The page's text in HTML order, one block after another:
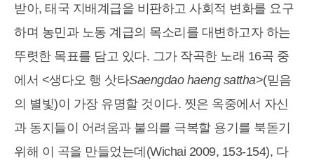
받아, 태국 지배계급을 비판하고 사회적 변화를 요구
하며 농민과 노동 계급의 목소리를 대변하고자 하는
뚜렷한 목표를 담고 있다. 그가 작곡한 노래 16곡 중
에서 <생다오 행 삿타Saengdao haeng sattha>(믿음
의 별빛)이 가장 유명할 것이다. 찟은 옥중에서 자신
과 동지들이 어려움과 불의를 극복할 용기를 북돋기
위해 이 곡을 만들었는데(Wichai 2009, 153-154), 다